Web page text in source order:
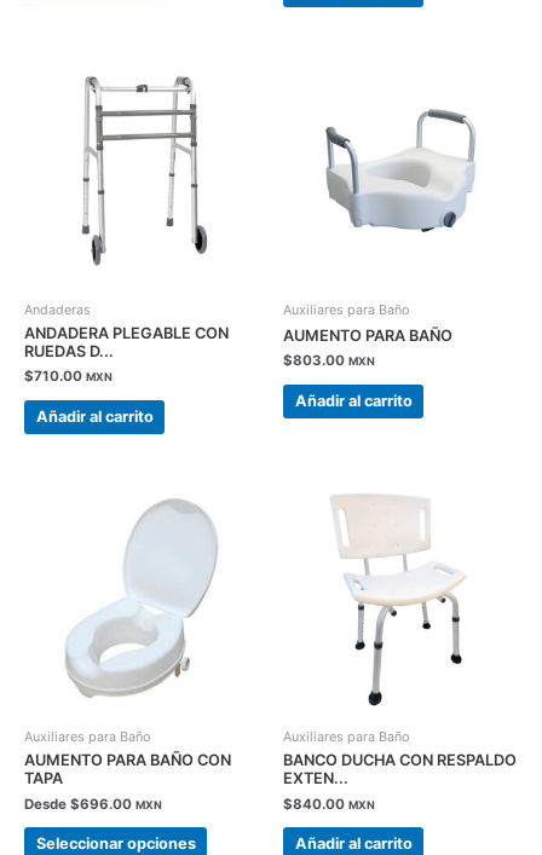
Andaderas
ANDADERA PLEGABLE CON
RUEDAS D...
$710.00 MXN
Añadir al carrito
Auxiliares para Baño
AUMENTO PARA BAÑO
$803.00 MXN
Añadir al carrito
Auxiliares para Baño
AUMENTO PARA BAÑO CON
TAPA
Desde $696.00 MXN
Seleccionar opciones
producto
tiene
múltiples
variantes.
la
producto
Auxiliares para Baño
BANCO DUCHA CON RESPALDO
EXTEN...
$840.00 MXN
Añadir al carrito